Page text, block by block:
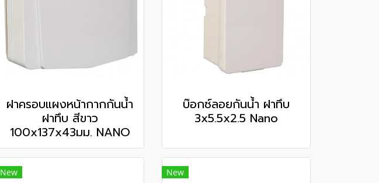
ฝาครอบแผงหน้ากากกันน้ำ
ฝาทึบ สีขาว
100x137x43มม. NANO
บ๊อกซ์ลอยกันน้ำ ฝาทึบ
3x5.5x2.5 Nano
New New